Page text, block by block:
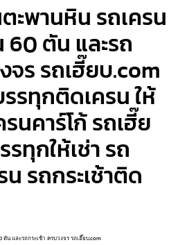
ะพานหิน รถเครน
ตัน และรถ
จร รถเฮี๊ยบ.com
รทุกติดเครน ให้
รนคาร์โก้ รถเฮี๊ย
ทุกให้เช่า รถ
รถกระเช้าติด
ตัน และรถกระเช้า ครบวงจร รถเฮี๊ยบ.com